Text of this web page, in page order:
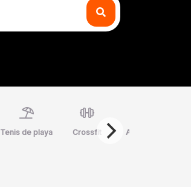
Tenis de playa Crossfit Arte Marcial